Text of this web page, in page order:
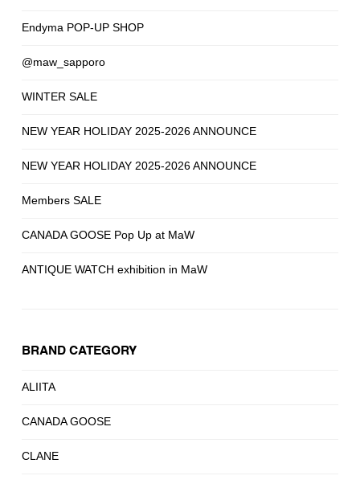
Endyma POP-UP SHOP
@maw_sapporo
WINTER SALE
NEW YEAR HOLIDAY 2025-2026 ANNOUNCE
NEW YEAR HOLIDAY 2025-2026 ANNOUNCE
Members SALE
CANADA GOOSE Pop Up at MaW
ANTIQUE WATCH exhibition in MaW
BRAND CATEGORY
ALIITA
CANADA GOOSE
CLANE